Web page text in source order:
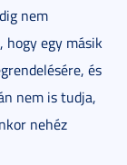
nem
hogy egy másik
és
nem is tudja,
nehéz